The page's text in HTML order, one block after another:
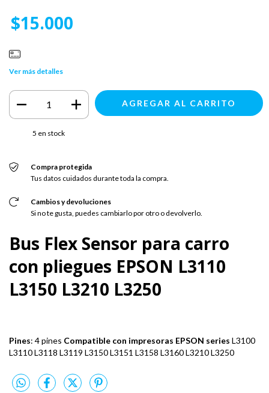
$15.000
Ver más detalles
5 en stock
Compra protegida
Tus datos cuidados durante toda la compra.
Cambios y devoluciones
Si no te gusta, puedes cambiarlo por otro o devolverlo.
Bus Flex Sensor para carro
con pliegues EPSON L3110
L3150 L3210 L3250
Pines: 4 pines Compatible con impresoras EPSON series L3100
L3110 L3118 L3119 L3150 L3151 L3158 L3160 L3210 L3250